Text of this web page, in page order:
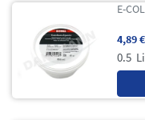
E-
4,89
0.5